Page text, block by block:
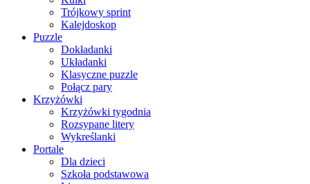
Trójkowy sprint
Kalejdoskop
Puzzle
Dokładanki
Układanki
Klasyczne puzzle
Połącz pary
Krzyżówki
Krzyżówki tygodnia
Rozsypane litery
Wykreślanki
Portale
Dla dzieci
Szkoła podstawowa